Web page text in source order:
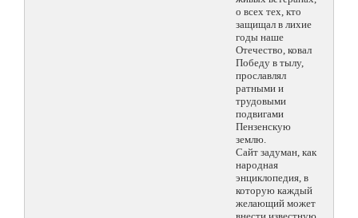
о всех тех, кто
защищал в лихие
годы наше
Отечество, ковал
Победу в тылу,
прославлял
ратными и
трудовыми
подвигами
Пензенскую
землю.
Сайт задуман, как
народная
энциклопедия, в
которую каждый
желающий может